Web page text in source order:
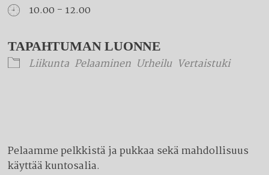
10.00 - 12.00
TAPAHTUMAN LUONNE
Liikunta Pelaaminen Urheilu Vertaistuki
Pelaamme pelkkistä ja pukkaa sekä mahdollisuus
käyttää kuntosalia.